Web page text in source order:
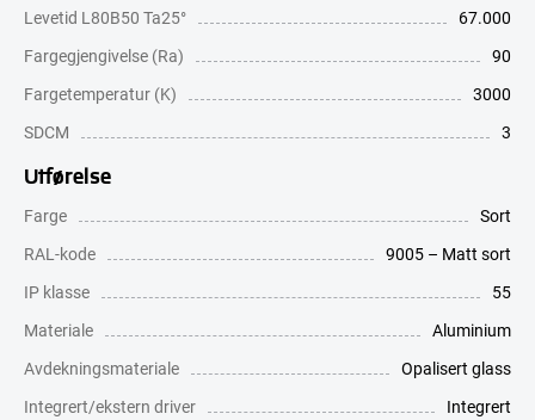
Levetid L80B50 Ta25°
67.000
Fargegjengivelse (Ra)
90
Fargetemperatur (K)
3000
SDCM
3
Utførelse
Farge
Sort
RAL-kode
9005 – Matt sort
IP klasse
55
Materiale
Aluminium
Avdekningsmateriale
Opalisert glass
Integrert/ekstern driver
Integrert